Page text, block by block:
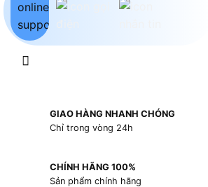
GIAO HÀNG NHANH CHÓNG
Chỉ trong vòng 24h
CHÍNH HÃNG 100%
Sản phẩm chính hãng